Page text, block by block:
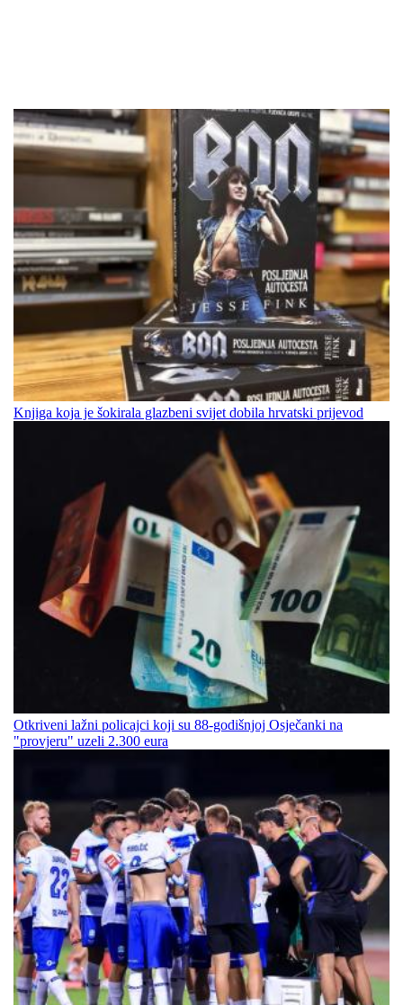
Knjiga koja je šokirala glazbeni svijet dobila hrvatski prijevod
Otkriveni lažni policajci koji su 88-godišnjoj Osječanki na
"provjeru" uzeli 2.300 eura